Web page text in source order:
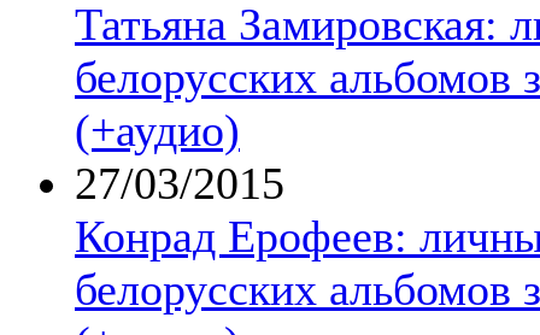
Татьяна Замировская:
белорусских альбомов
(+аудио)
27/03/2015
Конрад Ерофеев:
белорусских альбомов